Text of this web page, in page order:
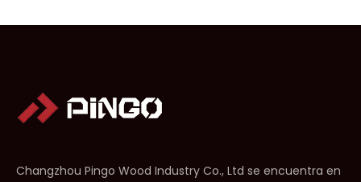
Changzhou Pingo Wood Industry Co., Ltd se encuentra en